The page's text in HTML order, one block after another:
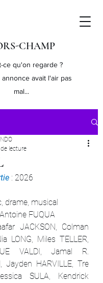
CHAMP
ce qu'on regarde ?
annonce avait l'air pas
mal...
lecture
: 2026
drame, musical
FUQUA
JACKSON, Colman
LONG, Miles TELLER,
VALDI, Jamal R.
Jayden HARVILLE, Tre
SULA, Kendrick